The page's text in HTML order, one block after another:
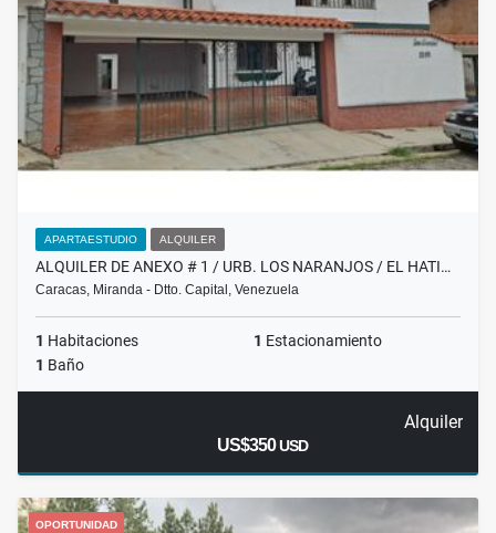
APARTAESTUDIO ALQUILER
ALQUILER DE ANEXO # 1 / URB. LOS NARANJOS / EL HATI…
Caracas, Miranda - Dtto. Capital, Venezuela
1 Habitaciones 1 Estacionamiento
1 Baño
Alquiler
US$350USD
OPORTUNIDAD